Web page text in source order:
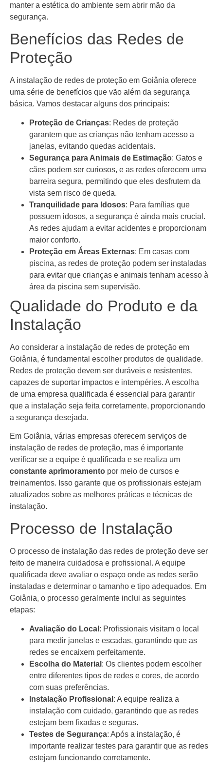
manter a estética do ambiente sem abrir mão da
segurança.
Benefícios das Redes de
Proteção
A instalação de redes de proteção em Goiânia oferece
uma série de benefícios que vão além da segurança
básica. Vamos destacar alguns dos principais:
Proteção de Crianças: Redes de proteção
garantem que as crianças não tenham acesso a
janelas, evitando quedas acidentais.
Segurança para Animais de Estimação: Gatos e
cães podem ser curiosos, e as redes oferecem uma
barreira segura, permitindo que eles desfrutem da
vista sem risco de queda.
Tranquilidade para Idosos: Para famílias que
possuem idosos, a segurança é ainda mais crucial.
As redes ajudam a evitar acidentes e proporcionam
maior conforto.
Proteção em Áreas Externas: Em casas com
piscina, as redes de proteção podem ser instaladas
para evitar que crianças e animais tenham acesso à
área da piscina sem supervisão.
Qualidade do Produto e da
Instalação
Ao considerar a instalação de redes de proteção em
Goiânia, é fundamental escolher produtos de qualidade.
Redes de proteção devem ser duráveis e resistentes,
capazes de suportar impactos e intempéries. A escolha
de uma empresa qualificada é essencial para garantir
que a instalação seja feita corretamente, proporcionando
a segurança desejada.
Em Goiânia, várias empresas oferecem serviços de
instalação de redes de proteção, mas é importante
verificar se a equipe é qualificada e se realiza um
constante aprimoramento por meio de cursos e
treinamentos. Isso garante que os profissionais estejam
atualizados sobre as melhores práticas e técnicas de
instalação.
Processo de Instalação
O processo de instalação das redes de proteção deve ser
feito de maneira cuidadosa e profissional. A equipe
qualificada deve avaliar o espaço onde as redes serão
instaladas e determinar o tamanho e tipo adequados. Em
Goiânia, o processo geralmente inclui as seguintes
etapas:
Avaliação do Local : Profissionais visitam o local
para medir janelas e escadas, garantindo que as
redes se encaixem perfeitamente.
Escolha do Material : Os clientes podem escolher
entre diferentes tipos de redes e cores, de acordo
com suas preferências.
Instalação Profissional : A equipe realiza a
instalação com cuidado, garantindo que as redes
estejam bem fixadas e seguras.
Testes de Segurança: Após a instalação, é
importante realizar testes para garantir que as redes
estejam funcionando corretamente.